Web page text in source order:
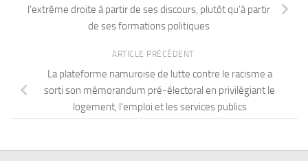
l’extrême droite à partir de ses discours, plutôt qu’à partir
de ses formations politiques
ARTICLE PRÉCÉDENT
La plateforme namuroise de lutte contre le racisme a
sorti son mémorandum pré-électoral en privilégiant le
logement, l’emploi et les services publics